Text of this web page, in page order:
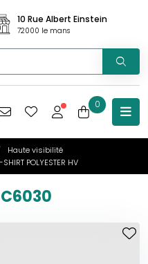
10 Rue Albert Einstein
72000 le mans
0
Haute visibilité
SHIRT POLYESTER HV